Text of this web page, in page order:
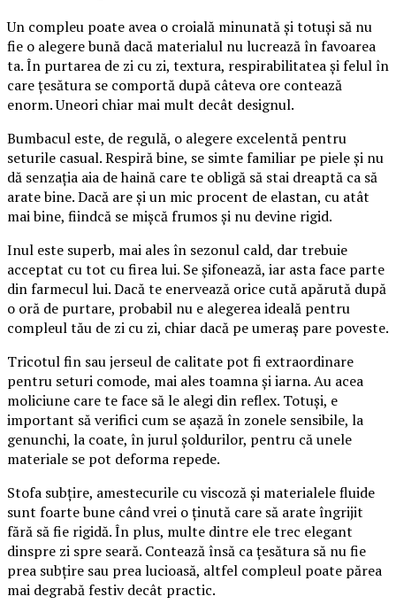
Un compleu poate avea o croială minunată și totuși să nu
fie o alegere bună dacă materialul nu lucrează în favoarea
ta. În purtarea de zi cu zi, textura, respirabilitatea și felul în
care țesătura se comportă după câteva ore contează
enorm. Uneori chiar mai mult decât designul.
Bumbacul este, de regulă, o alegere excelentă pentru
seturile casual. Respiră bine, se simte familiar pe piele și nu
dă senzația aia de haină care te obligă să stai dreaptă ca să
arate bine. Dacă are și un mic procent de elastan, cu atât
mai bine, fiindcă se mișcă frumos și nu devine rigid.
Inul este superb, mai ales în sezonul cald, dar trebuie
acceptat cu tot cu firea lui. Se șifonează, iar asta face parte
din farmecul lui. Dacă te enervează orice cută apărută după
o oră de purtare, probabil nu e alegerea ideală pentru
compleul tău de zi cu zi, chiar dacă pe umeraș pare poveste.
Tricotul fin sau jerseul de calitate pot fi extraordinare
pentru seturi comode, mai ales toamna și iarna. Au acea
moliciune care te face să le alegi din reflex. Totuși, e
important să verifici cum se așază în zonele sensibile, la
genunchi, la coate, în jurul șoldurilor, pentru că unele
materiale se pot deforma repede.
Stofa subțire, amestecurile cu viscoză și materialele fluide
sunt foarte bune când vrei o ținută care să arate îngrijit
fără să fie rigidă. În plus, multe dintre ele trec elegant
dinspre zi spre seară. Contează însă ca țesătura să nu fie
prea subțire sau prea lucioasă, altfel compleul poate părea
mai degrabă festiv decât practic.